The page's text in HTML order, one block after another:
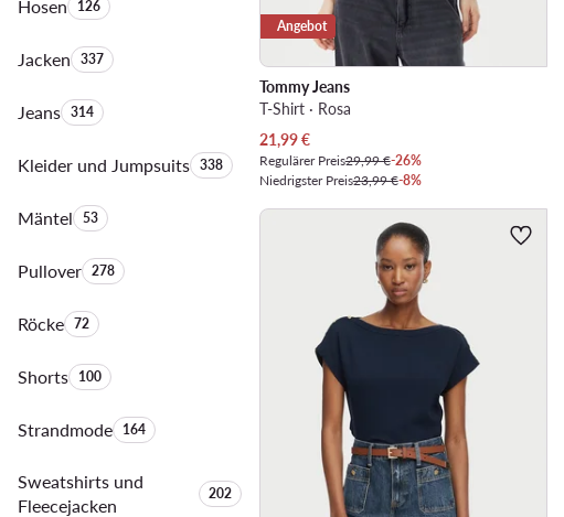
HosenAnzahl der Produkte:
126
JackenAnzahl der Produkte:
337
JeansAnzahl der Produkte:
314
Kleider und JumpsuitsAnzahl der Produkte:
338
MäntelAnzahl der Produkte:
53
PulloverAnzahl der Produkte:
278
RöckeAnzahl der Produkte:
72
ShortsAnzahl der Produkte:
100
StrandmodeAnzahl der Produkte:
164
Sweatshirts und
Fleecejacken
Anzahl der Produkte:
202
Angebot
Tommy Jeans
T-Shirt · Rosa
Aktueller Preis
21,99€
Regulärer Preis29,99 €-26%
Niedrigster Preis23,99 €-8%